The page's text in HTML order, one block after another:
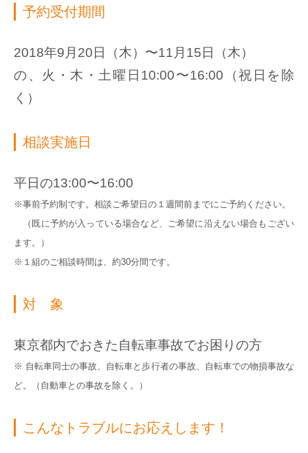
予約受付期間
2018年9月20日（木）〜11月15日（木）
の、火・木・土曜日10:00〜16:00（祝日を除
く）
相談実施日
平日の13:00〜16:00
※事前予約制です。相談ご希望日の１週間前までにご予約ください。
（既に予約が入っている場合など、ご希望に沿えない場合もござい
ます。）
※１組のご相談時間は、約30分間です。
対 象
東京都内でおきた自転車事故でお困りの方
※ 自転車同士の事故、自転車と歩行者の事故、自転車での物損事故な
ど。（自動車との事故を除く。）
こんなトラブルにお応えします！